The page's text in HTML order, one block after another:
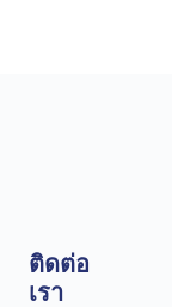
ติดต่อ
เรา